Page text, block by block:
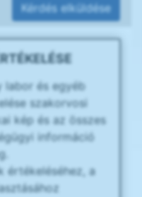
Kérdés elküldése
labor és egyéb
szakorvosi
kép és az összes
információ
értékeléséhez, a